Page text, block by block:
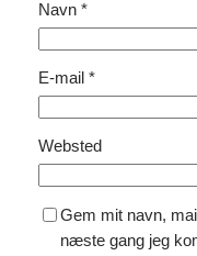
Navn *
E-mail *
Websted
Gem mit navn,
næste gang jeg